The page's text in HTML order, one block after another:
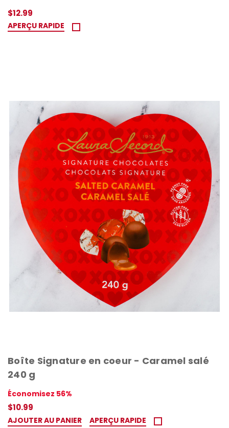
$12.99
APERÇU RAPIDE
Boîte Signature en coeur - Caramel salé
240 g
Économisez 56%
$10.99
AJOUTER AU PANIER APERÇU RAPIDE